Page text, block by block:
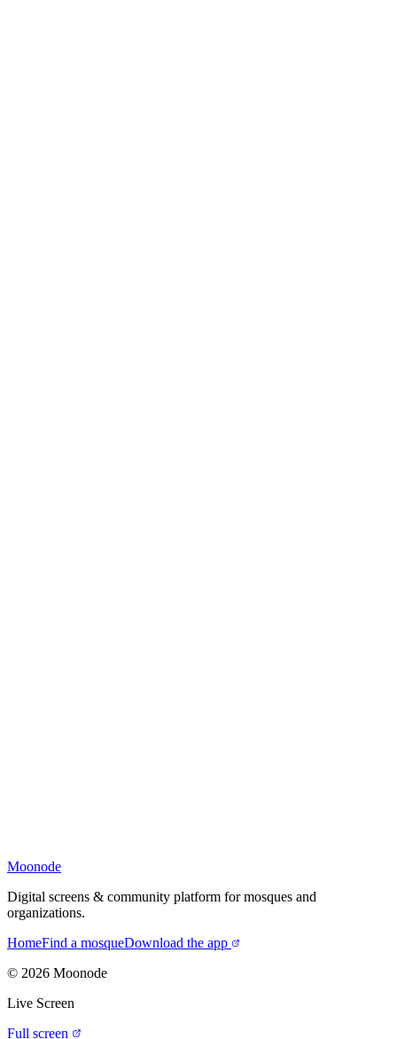
Moonode
Digital screens & community platform for mosques and
organizations.
HomeFind a mosqueDownload the app
© 2026 Moonode
Live Screen
Full screen